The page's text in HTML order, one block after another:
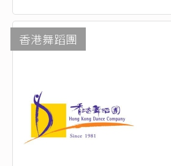
香港舞蹈團